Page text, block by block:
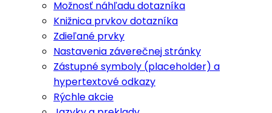
Možnosť náhľadu dotazníka
Knižnica prvkov dotazníka
Zdieľané prvky
Nastavenia záverečnej stránky
Zástupné symboly (placeholder) a
hypertextové odkazy
Rýchle akcie